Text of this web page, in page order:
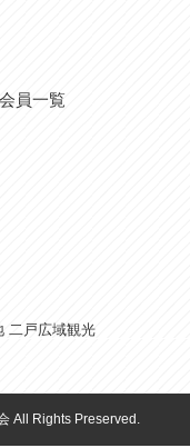
員一覧
二戸広域観光
All Rights Preserved.